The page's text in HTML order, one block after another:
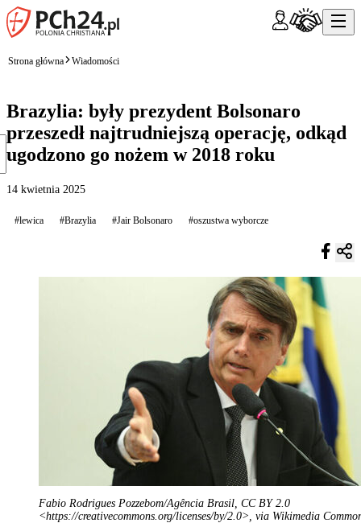
Strona główna Wiadomości
Brazylia: były prezydent Bolsonaro
przeszedł najtrudniejszą operację, odkąd
ugodzono go nożem w 2018 roku
14 kwietnia 2025
#lewica #Brazylia #Jair Bolsonaro #oszustwa wyborcze
Fabio Rodrigues Pozzebom/Agência Brasil, CC BY 2.0
<https://creativecommons.org/licenses/by/2.0>, via Wikimedia